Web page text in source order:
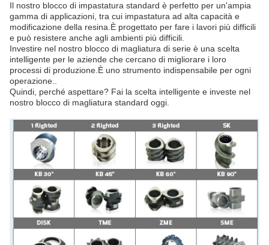
Il nostro blocco di impastatura standard è perfetto per un'ampia
gamma di applicazioni, tra cui impastatura ad alta capacità e
modificazione della resina.È progettato per fare i lavori più difficili
e può resistere anche agli ambienti più difficili.
Investire nel nostro blocco di magliatura di serie è una scelta
intelligente per le aziende che cercano di migliorare i loro
processi di produzione.È uno strumento indispensabile per ogni
operazione..
Quindi, perché aspettare? Fai la scelta intelligente e investe nel
nostro blocco di magliatura standard oggi.